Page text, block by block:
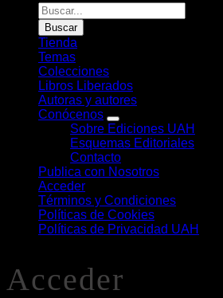
Búsqueda
de
Libros
Buscar
Tienda
Temas
Colecciones
Libros Liberados
Autoras y autores
Conócenos
Sobre Ediciones UAH
Esquemas Editoriales
Contacto
Publica con Nosotros
Acceder
Términos y Condiciones
Políticas de Cookies
Políticas de Privacidad UAH
Acceder